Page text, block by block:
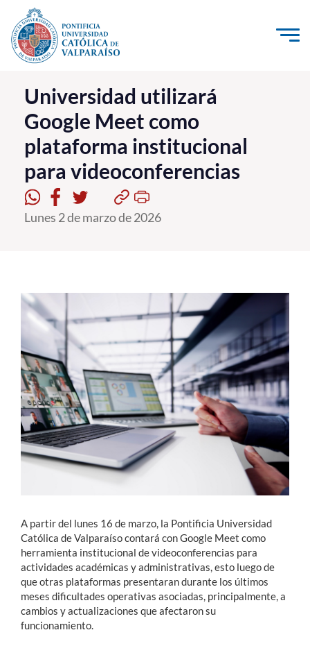
Click acá para ir directamente al contenido
La Universidad
Investigación, Creación e Innovación
PUCV Internacional
Vinculación con el Medio
Admisión
Formación Continua
Estudiantes
Académicos
Funcionarios
Alumni
Universidad utilizará
Google Meet como
plataforma institucional
para videoconferencias
Lunes 2 de marzo de 2026
A partir del lunes 16 de marzo, la Pontificia Universidad
Católica de Valparaíso contará con Google Meet como
herramienta institucional de videoconferencias para
actividades académicas y administrativas, esto luego de
que otras plataformas presentaran durante los últimos
meses dificultades operativas asociadas, principalmente, a
cambios y actualizaciones que afectaron su
funcionamiento.